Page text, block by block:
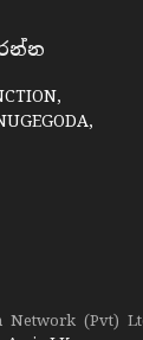
Network (Pvt)